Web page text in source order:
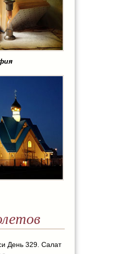
День 329. Салат